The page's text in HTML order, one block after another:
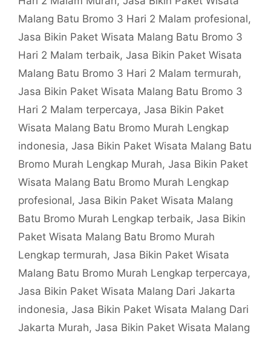
Malang Batu Bromo 3 Hari 2 Malam profesional,
Jasa Bikin Paket Wisata Malang Batu Bromo 3
Hari 2 Malam terbaik, Jasa Bikin Paket Wisata
Malang Batu Bromo 3 Hari 2 Malam termurah,
Jasa Bikin Paket Wisata Malang Batu Bromo 3
Hari 2 Malam terpercaya, Jasa Bikin Paket
Wisata Malang Batu Bromo Murah Lengkap
indonesia, Jasa Bikin Paket Wisata Malang Batu
Bromo Murah Lengkap Murah, Jasa Bikin Paket
Wisata Malang Batu Bromo Murah Lengkap
profesional, Jasa Bikin Paket Wisata Malang
Batu Bromo Murah Lengkap terbaik, Jasa Bikin
Paket Wisata Malang Batu Bromo Murah
Lengkap termurah, Jasa Bikin Paket Wisata
Malang Batu Bromo Murah Lengkap terpercaya,
Jasa Bikin Paket Wisata Malang Dari Jakarta
indonesia, Jasa Bikin Paket Wisata Malang Dari
Jakarta Murah, Jasa Bikin Paket Wisata Malang